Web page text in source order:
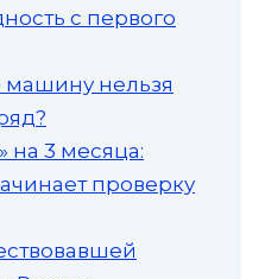
с первого
машину нельзя
на 3 месяца:
проверку